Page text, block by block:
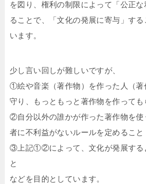
を図り、権利の制限によって「公正
ることで、「文化の発展に寄与」する
います。
少し言い回しが難しいですが、
①絵や音楽（著作物）を作った人（著
守り、もっともっと著作物を作っても
②自分以外の誰かが作った著作物を使
者に不利益がないルールを定めること
③上記①②によって、文化が発展する
と
などを目的としています。